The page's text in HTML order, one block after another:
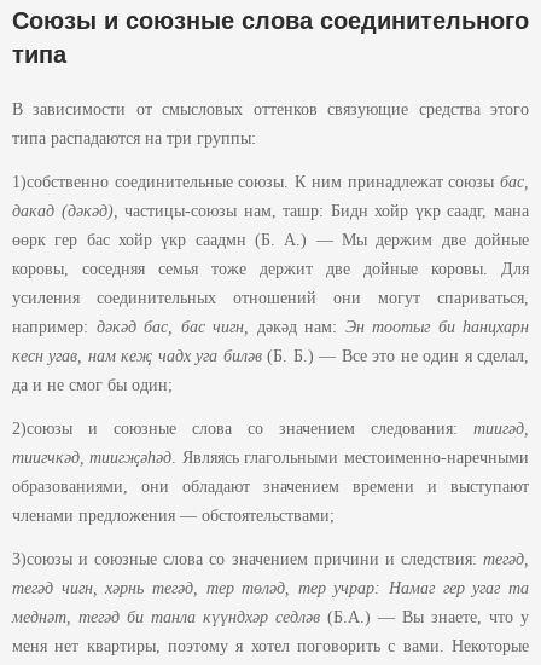
Союзы и союзные слова соединительного
типа
В зависимости от смысловых оттенков связующие средства этого
типа распадаются на три группы:
1)собственно соединительные союзы. К ним принадлежат союзы бас,
дакад (дәкәд), частицы-союзы нам, ташр: Бидн хойр үкр саадг, мана
өөрк гер бас хойр үкр саадмн (Б. А.) — Мы держим две дойные
коровы, соседняя семья тоже держит две дойные коровы. Для
усиления соединительных отношений они могут спариваться,
например: дәкәд бас, бас чигн, дәкәд нам: Эн тоотыг би һанцхарн
кесн угав, нам кеҗ чадх уга биләв(Б. Б.) — Все это не один я сделал,
да и не смог бы один;
2)союзы и союзные слова со значением следования: тиигәд,
тиигчкәд, тиигҗәһәд. Являясь глагольными местоименно-наречными
образованиями, они обладают значением времени и выступают
членами предложения — обстоятельствами;
3)союзы и союзные слова со значением причини и следствия: тегәд,
тегәд чигн, хәрнь тегәд, тер төләд, теручрар: Намаг гер угаг та
меднәт, тегәд би танла күүндхәр седләв (Б.А.) — Вы знаете, что у
меня нет квартиры, поэтому я хотел поговорить с вами. Некоторые